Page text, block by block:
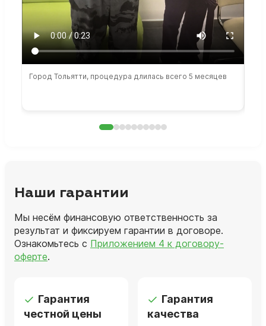
Город Тольятти, процедура длилась всего 5 месяцев
Наши гарантии
Мы несём финансовую ответственность за
результат и фиксируем гарантии в договоре.
Ознакомьтесь с Приложением 4 к договору-
оферте.
Гарантия
честной цены
Гарантия
качества